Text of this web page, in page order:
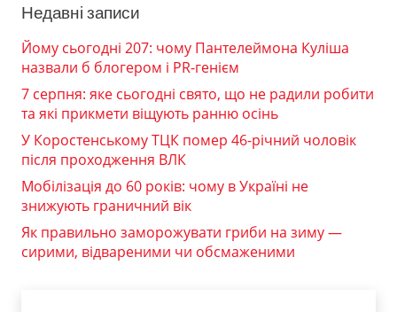
Недавні записи
Йому сьогодні 207: чому Пантелеймона Куліша
назвали б блогером і PR-генієм
7 серпня: яке сьогодні свято, що не радили робити
та які прикмети віщують ранню осінь
У Коростенському ТЦК помер 46-річний чоловік
після проходження ВЛК
Мобілізація до 60 років: чому в Україні не
знижують граничний вік
Як правильно заморожувати гриби на зиму —
сирими, відвареними чи обсмаженими